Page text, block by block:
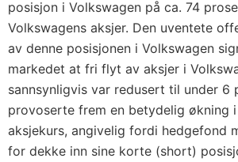
posisjon i Volkswagen på ca. 74
Volkswagens aksjer. Den uventete
av denne posisjonen i Volkswagen
markedet at fri flyt av aksjer i
sannsynligvis var redusert til under 6
provoserte frem en betydelig økning
aksjekurs, angivelig fordi hedgefond
for dekke inn sine korte (short)